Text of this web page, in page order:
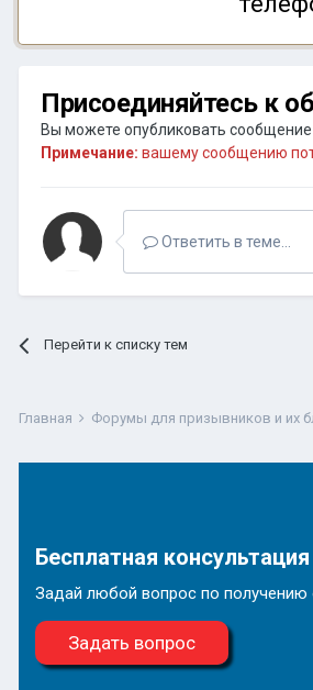
Присоединяйтесь к
Вы можете опубликовать сообщение
Примечание: вашему сообщению
Ответить в теме...
Перейти к списку тем
Главная Форумы для призывников и их
Бесплатная консультация
Задай любой вопрос по получению
Задать вопрос